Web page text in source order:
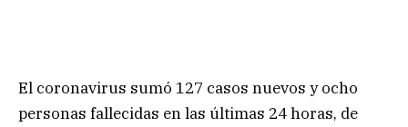
El coronavirus sumó 127 casos nuevos y ocho
personas fallecidas en las últimas 24 horas, de